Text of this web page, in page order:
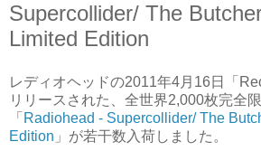
Supercollider/ The
Limited Edition
レディオヘッドの2011年4月16日「
リリースされた、全世界2,000枚完全
「 Radiohead - Supercollider/ The
Edition 」が若干数入荷しました。